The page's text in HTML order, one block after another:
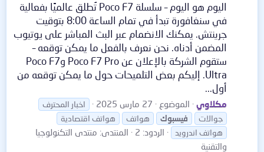
اليوم هو اليوم – سلسلة Poco F7 تُطلق عالميًا بفعالية
في سنغافورة تبدأ في تمام الساعة 8:00 بتوقيت
جرينتش. يمكنك الانضمام عبر البث المباشر على يوتيوب
المضمن أدناه. نحن نعرف بالفعل ما يمكن توقعه –
ستقوم الشركة بالإعلان عن Poco F7 Pro وPoco F7
Ultra. إليكم بعض التلميحات حول ما يمكن توقعه من
أول...
مكلاوي الموضوع 27 مارس 2025
اخبار المحترف
جوالات
فيسبوك هواتف
هواتف اقتصادية
هواتف اندرويد
الردود: 2 المنتدى: منتدى التكنولوجيا
والتقنية